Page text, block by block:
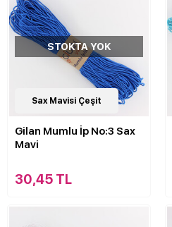
STOKTA YOK
Sax Mavisi Çeşit
Gilan Mumlu İp No:3 Sax
Mavi
30,45 TL